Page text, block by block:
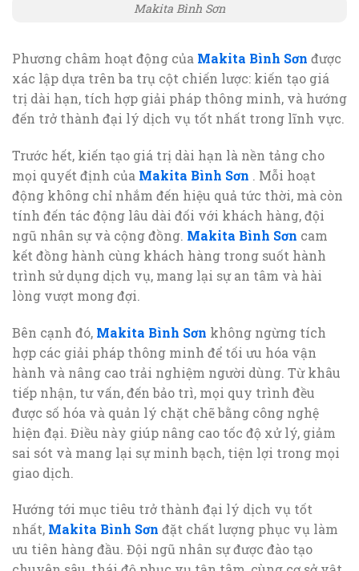
Makita Bình Sơn
Phương châm hoạt động của Makita Bình Sơn được
xác lập dựa trên ba trụ cột chiến lược: kiến tạo giá
trị dài hạn, tích hợp giải pháp thông minh, và hướng
đến trở thành đại lý dịch vụ tốt nhất trong lĩnh vực.
Trước hết, kiến tạo giá trị dài hạn là nền tảng cho
mọi quyết định của Makita Bình Sơn . Mỗi hoạt
động không chỉ nhắm đến hiệu quả tức thời, mà còn
tính đến tác động lâu dài đối với khách hàng, đội
ngũ nhân sự và cộng đồng. Makita Bình Sơn cam
kết đồng hành cùng khách hàng trong suốt hành
trình sử dụng dịch vụ, mang lại sự an tâm và hài
lòng vượt mong đợi.
Bên cạnh đó, Makita Bình Sơn không ngừng tích
hợp các giải pháp thông minh để tối ưu hóa vận
hành và nâng cao trải nghiệm người dùng. Từ khâu
tiếp nhận, tư vấn, đến bảo trì, mọi quy trình đều
được số hóa và quản lý chặt chẽ bằng công nghệ
hiện đại. Điều này giúp nâng cao tốc độ xử lý, giảm
sai sót và mang lại sự minh bạch, tiện lợi trong mọi
giao dịch.
Hướng tới mục tiêu trở thành đại lý dịch vụ tốt
nhất, Makita Bình Sơn đặt chất lượng phục vụ làm
ưu tiên hàng đầu. Đội ngũ nhân sự được đào tạo